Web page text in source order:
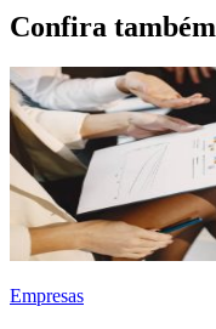
Confira também
Empresas